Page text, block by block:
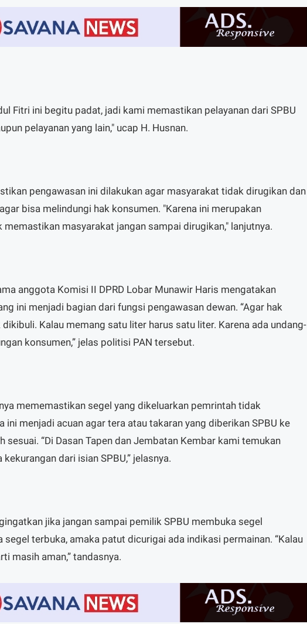
Fitri ini begitu padat, jadi kami memastikan pelayanan dari SPBU
pelayanan yang lain," ucap H. Husnan.
pengawasan ini dilakukan agar masyarakat tidak dirugikan dan
bisa melindungi hak konsumen. "Karena ini merupakan
memastikan masyarakat jangan sampai dirugikan," lanjutnya.
anggota Komisi II DPRD Lobar Munawir Haris mengatakan
ini menjadi bagian dari fungsi pengawasan dewan. “Agar hak
Kalau memang satu liter harus satu liter. Karena ada undang-
konsumen,” jelas politisi PAN tersebut.
mememastikan segel yang dikeluarkan pemrintah tidak
ini menjadi acuan agar tera atau takaran yang diberikan SPBU ke
sesuai. “Di Dasan Tapen dan Jembatan Kembar kami temukan
kekurangan dari isian SPBU,” jelasnya.
jika jangan sampai pemilik SPBU membuka segel
segel terbuka, amaka patut dicurigai ada indikasi permainan. “Kalau
masih aman,” tandasnya.